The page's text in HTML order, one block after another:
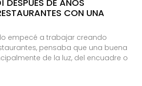
DESPUÉS DE AÑOS
CON UNA
empecé a trabajar creando
pensaba que una buena
de la luz, del encuadre o